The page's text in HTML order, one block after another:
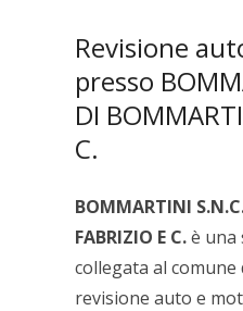
Revisione
presso
DI
C.
BOMMARTINI
FABRIZIO E C.è una
collegata al comune
revisione auto e